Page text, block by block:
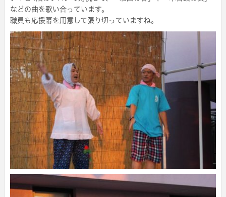
などの曲を歌い合っています。
職員も応援幕を用意して張り切っていますね。